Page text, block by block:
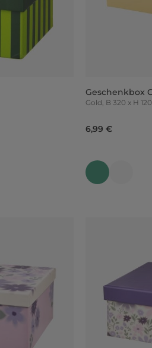
Geschenkbox
Gold, B 320 x H
6,99 €